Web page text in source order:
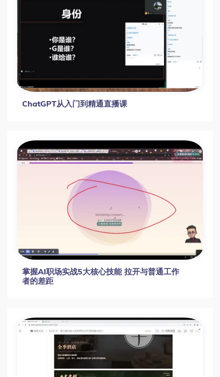
ChatGPT从入门到精通直播课
掌握AI职场实战5大核心技能 拉开与普通工作
者的差距